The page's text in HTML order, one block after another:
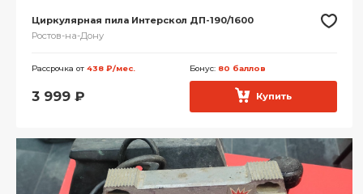
Циркулярная пила Интерскол ДП-190/1600
Ростов-на-Дону
Рассрочка от 438 ₽/мес. Бонус: 80 баллов
3 999 ₽ Купить